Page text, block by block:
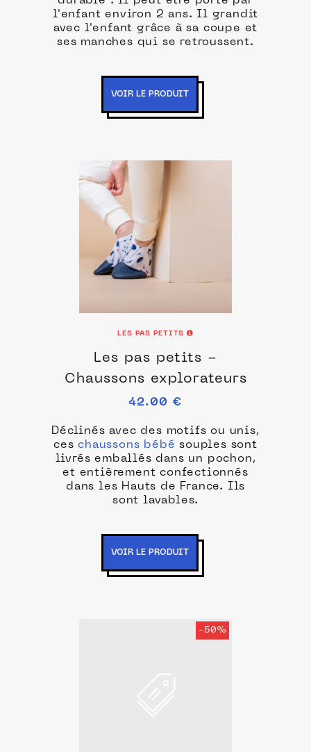
l'enfant environ 2 ans. Il grandit
avec l'enfant grâce à sa coupe et
ses manches qui se retroussent.
VOIR LE PRODUIT
LES PAS PETITS
Les pas petits -
Chaussons explorateurs
42.00 €
Déclinés avec des motifs ou unis,
ces chaussons bébé souples sont
livrés emballés dans un pochon,
et entièrement confectionnés
dans les Hauts de France. Ils
sont lavables.
VOIR LE PRODUIT
-50%